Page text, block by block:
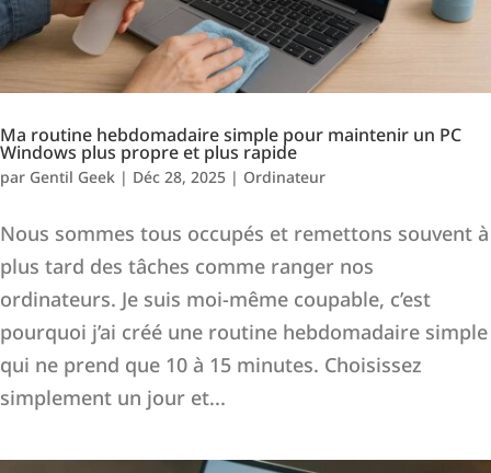
Ma routine hebdomadaire simple pour maintenir un PC
Windows plus propre et plus rapide
par Gentil Geek | Déc 28, 2025 | Ordinateur
Nous sommes tous occupés et remettons souvent à
plus tard des tâches comme ranger nos
ordinateurs. Je suis moi-même coupable, c’est
pourquoi j’ai créé une routine hebdomadaire simple
qui ne prend que 10 à 15 minutes. Choisissez
simplement un jour et...